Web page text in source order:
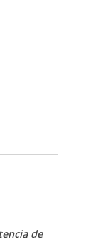
de